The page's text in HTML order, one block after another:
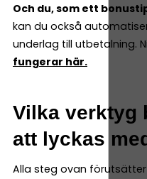
Och du, som ett
kan du också
underlag till utbetalning.
fungerar här.
Vilka verktyg
att lyckas
Alla steg ovan